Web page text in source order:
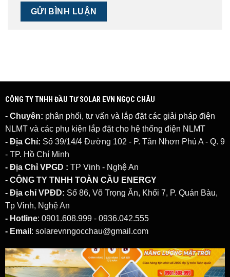
CÔNG TY TNHH ĐẦU TƯ SOLAR EVN NGỌC CHÂU
- Chuyên: phân phối, tư vấn và lắp đặt các giải pháp điện
NLMT và các phụ kiện lắp đặt cho hệ thống điện NLMT
- Địa Chỉ: Số 39/14/4 Đường 102 - P. Tân Nhơn Phú A - Q. 9
- TP. Hồ Chí Minh
- Địa Chỉ VPGD : TP Vinh - Nghệ An
- CÔNG TY TNHH TOÀN CẦU ENERGY
- Địa chỉ VPĐD: Số 86, Võ Trọng Ân, Khối 7, P. Quán Bàu,
Tp Vinh, Nghệ An
- Hotline: 0901.608.999 - 0936.042.555
- Email : solarevnngocchau@gmail.com